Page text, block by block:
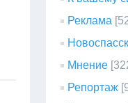
Реклама
Мнение
Репортаж